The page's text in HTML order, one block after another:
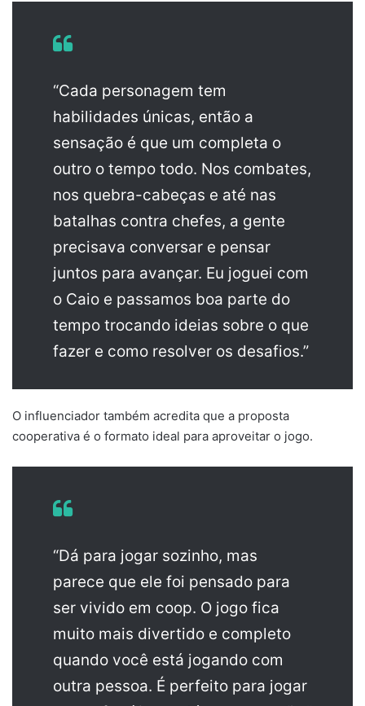
“Cada personagem tem
habilidades únicas, então a
sensação é que um completa o
outro o tempo todo. Nos combates,
nos quebra-cabeças e até nas
batalhas contra chefes, a gente
precisava conversar e pensar
juntos para avançar. Eu joguei com
o Caio e passamos boa parte do
tempo trocando ideias sobre o que
fazer e como resolver os desafios.”
O influenciador também acredita que a proposta
cooperativa é o formato ideal para aproveitar o jogo.
“Dá para jogar sozinho, mas
parece que ele foi pensado para
ser vivido em coop. O jogo fica
muito mais divertido e completo
quando você está jogando com
outra pessoa. É perfeito para jogar